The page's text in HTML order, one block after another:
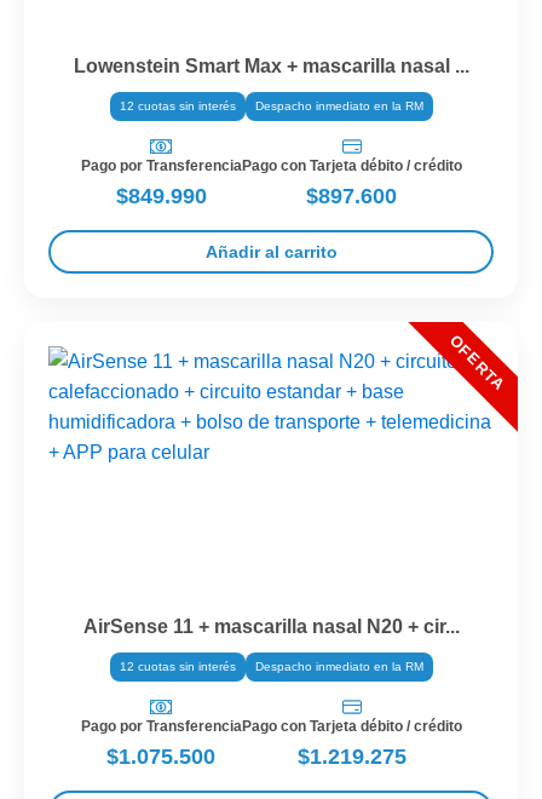
Lowenstein Smart Max + mascarilla nasal ...
12 cuotas sin interés Despacho inmediato en la RM
Pago por Transferencia
$849.990
Pago con Tarjeta débito / crédito
$897.600
Añadir al carrito
AirSense 11 + mascarilla nasal N20 + cir...
12 cuotas sin interés Despacho inmediato en la RM
Pago por Transferencia
$1.075.500
Pago con Tarjeta débito / crédito
$1.219.275